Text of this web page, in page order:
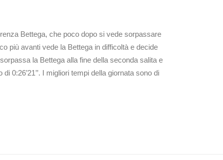
Bettega, che poco dopo si vede sorpassare
più avanti vede la Bettega in difficoltà e decide
la Bettega alla fine della seconda salita e
0:26’21’’. I migliori tempi della giornata sono di